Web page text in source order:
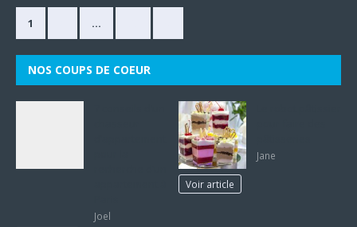
1 …
NOS COUPS DE COEUR
Joel
Jane
Voir article